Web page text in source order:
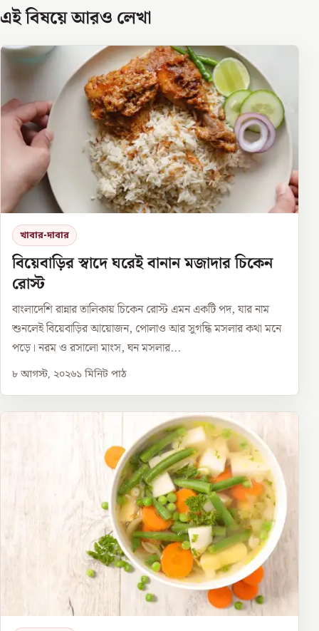
এই বিষয়ে আরও লেখা
খাবার-দাবার
বিয়েবাড়ির স্বাদে ঘরেই বানান মজাদার চিকেন
রোস্ট
বাংলাদেশি রান্নার তালিকায় চিকেন রোস্ট এমন একটি পদ, যার নাম
শুনলেই বিয়েবাড়ির আয়োজন, পোলাও আর সুগন্ধি মসলার কথা মনে
পড়ে। নরম ও রসালো মাংস, ঘন মসলার...
৮ আগস্ট, ২০২৬১ মিনিট পাঠ